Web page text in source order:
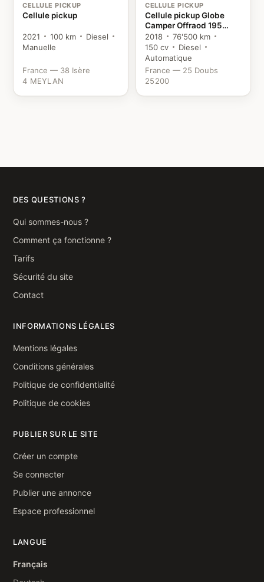
CELLULE PICKUP
Cellule pickup
2021 100 km
Diesel
Manuelle
France — 38 Isère
4 MEYLAN
CELLULE PICKUP
Cellule pickup Globe
Camper Offraod 195
Toyota
2018
76'500 km
150 cv
Diesel
Automatique
France — 25 Doubs
25200
DES QUESTIONS ?
Qui sommes-nous ?
Comment ça fonctionne ?
Tarifs
Sécurité du site
Contact
INFORMATIONS LÉGALES
Mentions légales
Conditions générales
Politique de confidentialité
Politique de cookies
PUBLIER SUR LE SITE
Créer un compte
Se connecter
Publier une annonce
Espace professionnel
LANGUE
Français